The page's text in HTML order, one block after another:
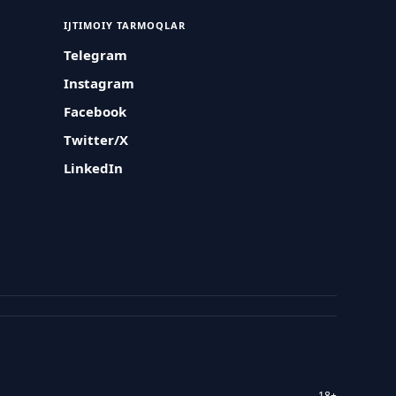
IJTIMOIY TARMOQLAR
Telegram
Instagram
Facebook
Twitter/X
LinkedIn